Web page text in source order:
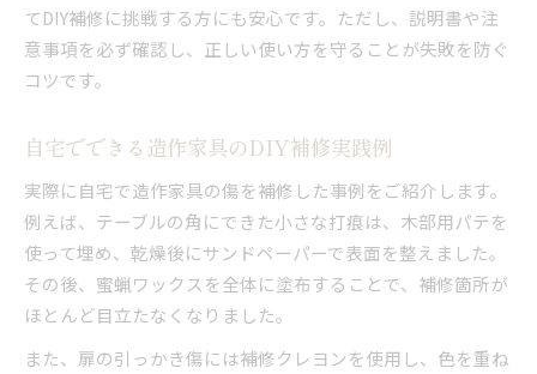
てDIY補修に挑戦する方にも安心です。ただし、説明書や注
意事項を必ず確認し、正しい使い方を守ることが失敗を防ぐ
コツです。
自宅でできる造作家具のDIY補修実践例
実際に自宅で造作家具の傷を補修した事例をご紹介します。
例えば、テーブルの角にできた小さな打痕は、木部用パテを
使って埋め、乾燥後にサンドペーパーで表面を整えました。
その後、蜜蝋ワックスを全体に塗布することで、補修箇所が
ほとんど目立たなくなりました。
また、扉の引っかき傷には補修クレヨンを使用し、色を重ね